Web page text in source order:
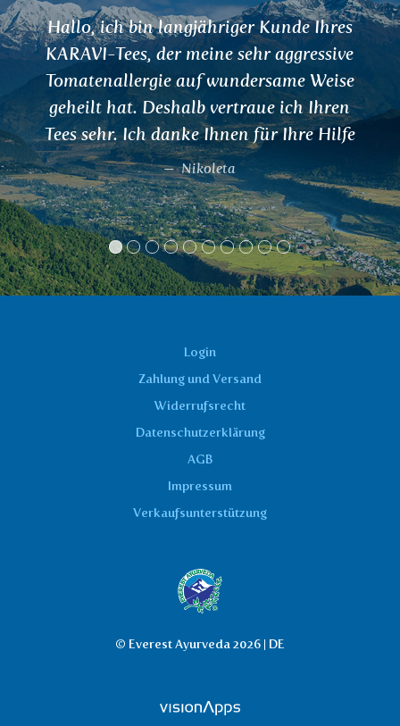
Ihres
aggressive
Weise
ich Ihren
Ihre Hilfe
Ich bin sehr zufrieden mit
Ihrem Hause, weshalb ich
meiner Familie und
unter den
habe.
Tereza
Login
Zahlung und Versand
Widerrufsrecht
Datenschutzerklärung
AGB
Impressum
Verkaufsunterstützung
© Everest Ayurveda 2026 | DE